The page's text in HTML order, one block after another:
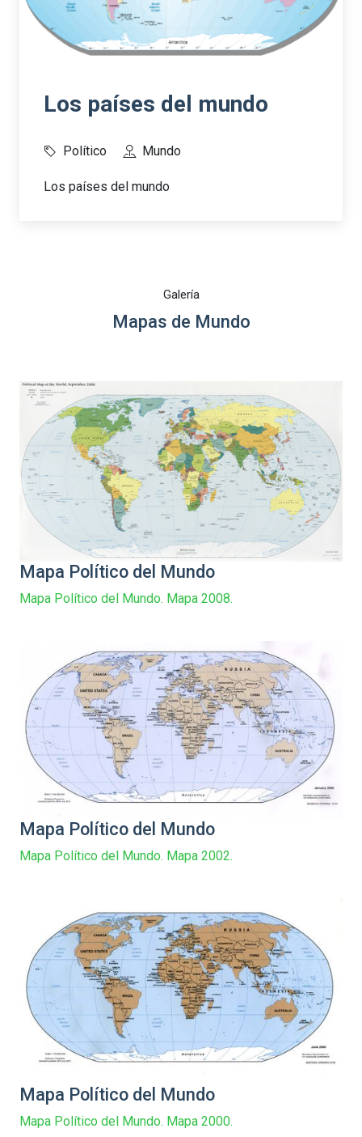
Los países del mundo
Político Mundo
Los países del mundo
Galería
Mapas de Mundo
Mapa Político del Mundo
Mapa Político del Mundo. Mapa 2008.
Mapa Político del Mundo
Mapa Político del Mundo. Mapa 2002.
Mapa Político del Mundo
Mapa Político del Mundo. Mapa 2000.